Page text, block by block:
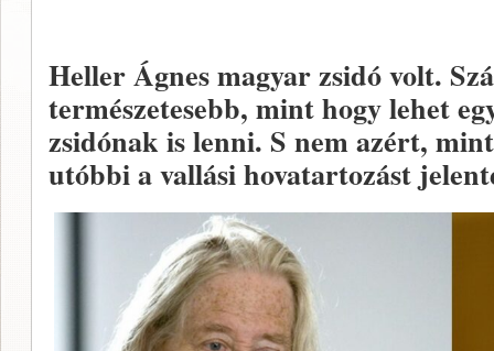
Heller Ágnes magyar zsidó volt.
természetesebb, mint hogy lehet
zsidónak is lenni. S nem azért,
utóbbi a vallási hovatartozást